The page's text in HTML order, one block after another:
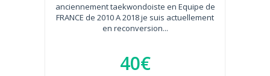
anciennement taekwondoiste en Equipe de
FRANCE de 2010 A 2018 je suis actuellement
en reconversion...
40€